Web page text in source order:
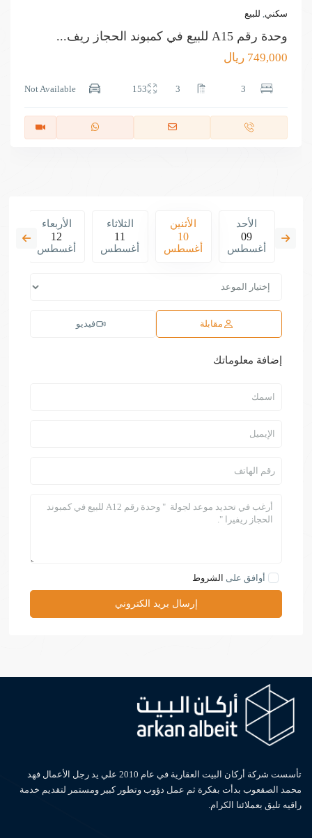
سكني للبيع
وحدة رقم A15 للبيع في كمبوند الحجاز ريف...
749,000 ريال
3
3
153
Not Available
الأحد
09
أغسطس
الأثنين
10
أغسطس
الثلاثاء
11
أغسطس
الأربعاء
12
أغسطس
مقابلة فيديو
إضافة معلوماتك
أوافق على الشروط
تأسست شركة أركان البيت العقارية في عام 2010 علي يد رجل الأعمال فهد
محمد الصقعوب بدأت بفكرة ثم عمل دؤوب وتطور كبير ومستمر لتقديم خدمة
راقيه تليق بعملائنا الكرام.